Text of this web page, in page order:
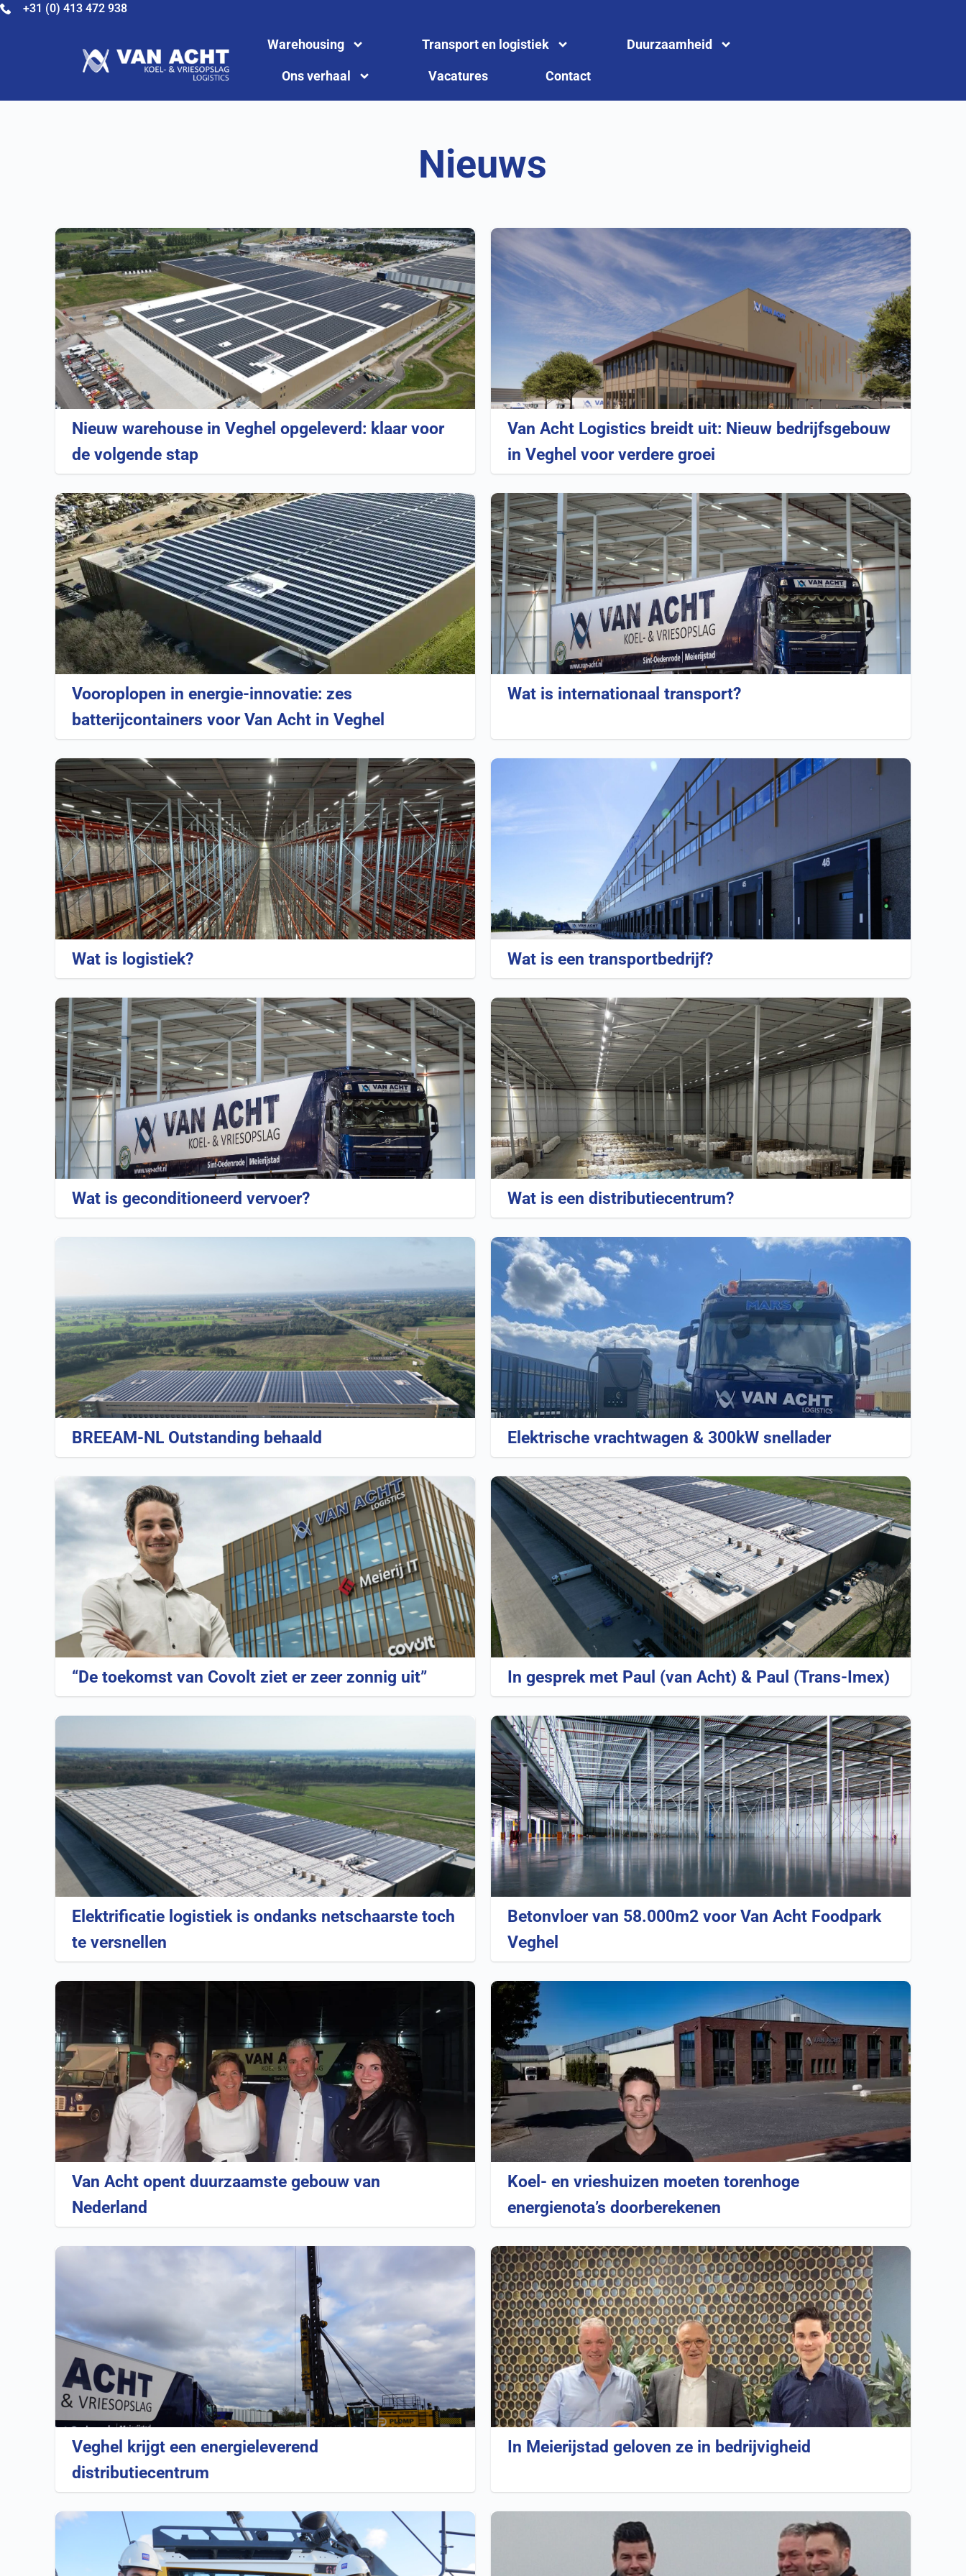
+31 (0) 413 472 938
Warehousing Transport en logistiek Duurzaamheid
Ons verhaal Vacatures Contact
Nieuws
Nieuw warehouse in Veghel opgeleverd: klaar voor
de volgende stap
Van Acht Logistics breidt uit: Nieuw bedrijfsgebouw
in Veghel voor verdere groei
Vooroplopen in energie-innovatie: zes
batterijcontainers voor Van Acht in Veghel
Wat is internationaal transport?
Wat is logistiek? Wat is een transportbedrijf?
Wat is geconditioneerd vervoer? Wat is een distributiecentrum?
BREEAM-NL Outstanding behaald Elektrische vrachtwagen & 300kW snellader
“De toekomst van Covolt ziet er zeer zonnig uit” In gesprek met Paul (van Acht) & Paul (Trans-Imex)
Elektrificatie logistiek is ondanks netschaarste toch
te versnellen
Betonvloer van 58.000m2 voor Van Acht Foodpark
Veghel
Van Acht opent duurzaamste gebouw van
Nederland
Koel- en vrieshuizen moeten torenhoge
energienota’s doorberekenen
Veghel krijgt een energieleverend
distributiecentrum
In Meierijstad geloven ze in bedrijvigheid